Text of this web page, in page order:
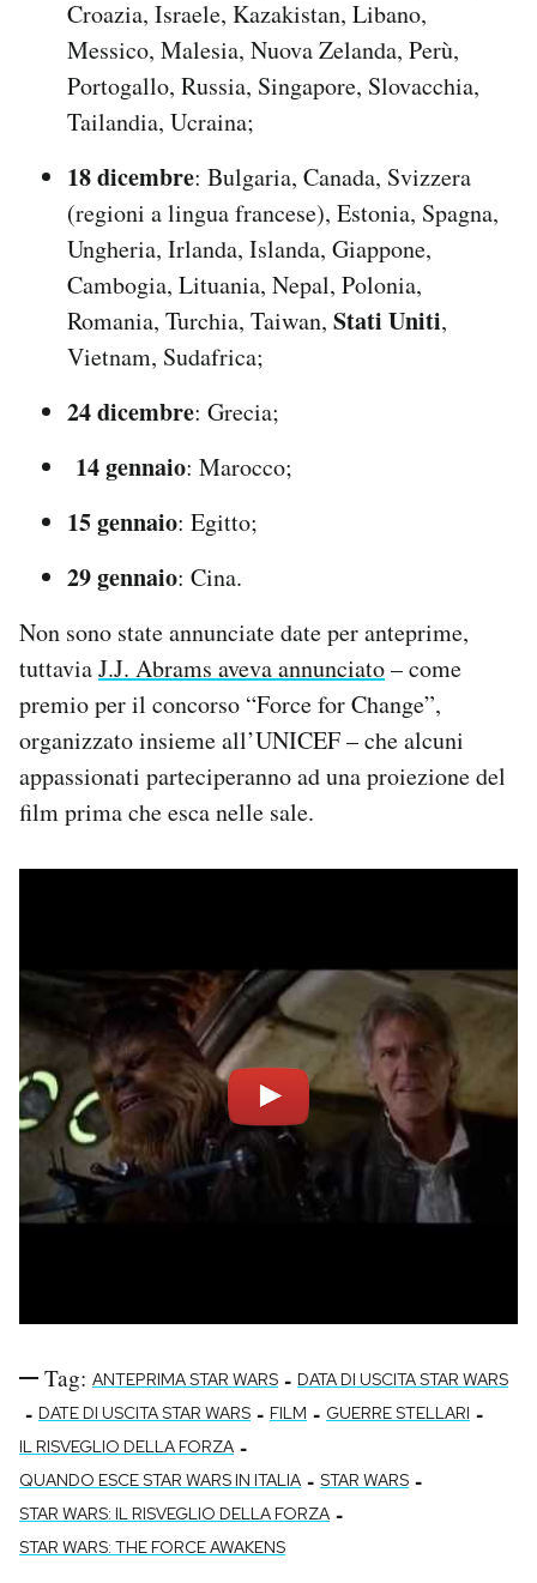
Croazia, Israele, Kazakistan, Libano,
Messico, Malesia, Nuova Zelanda, Perù,
Portogallo, Russia, Singapore, Slovacchia,
Tailandia, Ucraina;
18 dicembre: Bulgaria, Canada, Svizzera
(regioni a lingua francese), Estonia, Spagna,
Ungheria, Irlanda, Islanda, Giappone,
Cambogia, Lituania, Nepal, Polonia,
Romania, Turchia, Taiwan, Stati Uniti,
Vietnam, Sudafrica;
24 dicembre: Grecia;
14 gennaio: Marocco;
15 gennaio: Egitto;
29 gennaio: Cina.
Non sono state annunciate date per anteprime,
tuttaviaJ.J. Abrams aveva annunciato– come
premio per il concorso “Force for Change”,
organizzato insieme all’UNICEF – che alcuni
appassionati parteciperanno ad una proiezione del
film prima che esca nelle sale.
Tag: ANTEPRIMA STAR WARS - DATA DI USCITA STAR WARS
- DATE DI USCITA STAR WARS - FILM - GUERRE STELLARI -
IL RISVEGLIO DELLA FORZA -
QUANDO ESCE STAR WARS IN ITALIA - STAR WARS -
STAR WARS: IL RISVEGLIO DELLA FORZA -
STAR WARS: THE FORCE AWAKENS